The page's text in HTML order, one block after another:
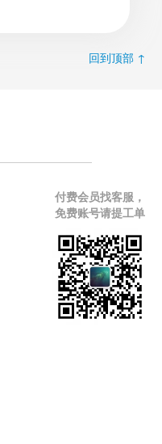
回到顶部 ↑
付费会员找客服，
免费账号请提工单